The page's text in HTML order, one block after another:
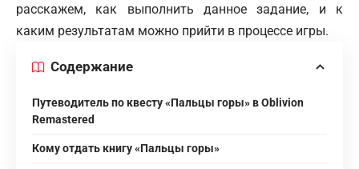
расскажем, как выполнить данное задание, и к
каким результатам можно прийти в процессе игры.
Содержание
Путеводитель по квесту «Пальцы горы» в Oblivion
Remastered
Кому отдать книгу «Пальцы горы»